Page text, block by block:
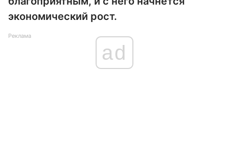
экономический рост.
Реклама
ad